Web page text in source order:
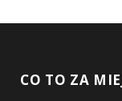
CO TO ZA